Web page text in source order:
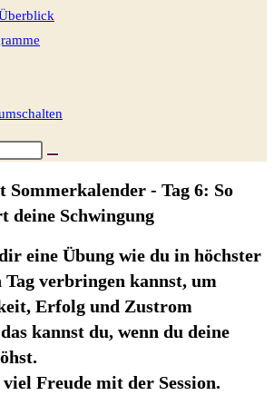
- Tag 6: So
deine Schwingung
eine Übung wie du in höchster
Tag verbringen kannst, um
Erfolg und Zustrom
kannst du, wenn du deine
Freude mit der Session.